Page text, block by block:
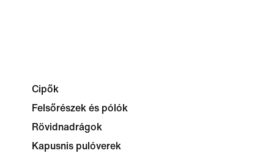
Cipők
Felsőrészek és pólók
Rövidnadrágok
Kapusnis pulóverek